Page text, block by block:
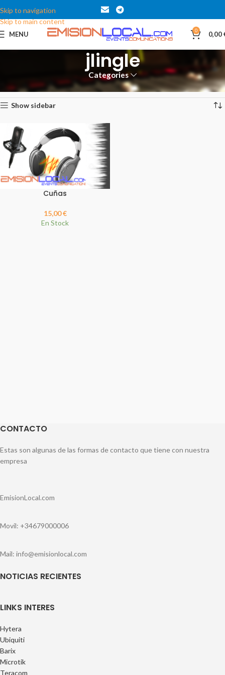
Skip to navigation
Skip to main content
MENU 0 0,00
jlingle
Categories
Inicio Productos etiquetados “jlingle” Mostrando el único resultado
Show sidebar
Cuñas
15,00€
En Stock
CONTACTO
Estas son algunas de las formas de contacto que tiene con nuestra
empresa
EmisionLocal.com
Movil: +34679000006
Mail: info@emisionlocal.com
NOTICIAS RECIENTES
LINKS INTERES
Hytera
Ubiquiti
Barix
Microtik
Teracom